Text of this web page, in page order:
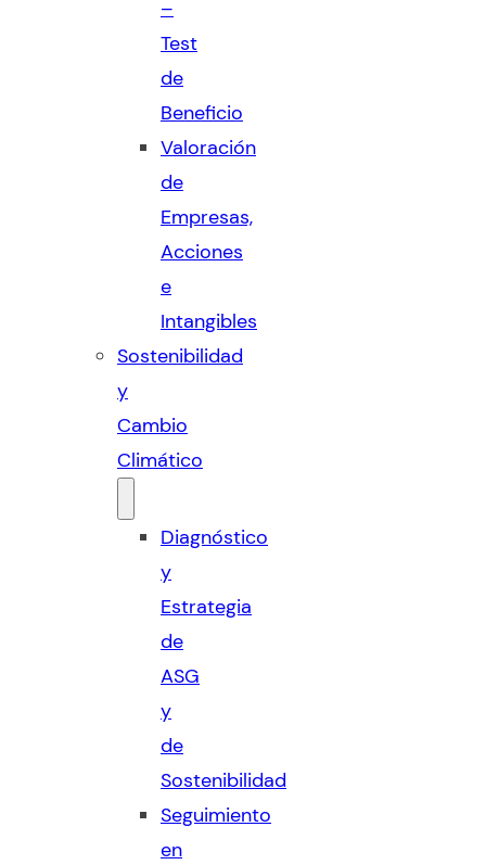
–
Test
de
Beneficio
Valoración
de
Empresas,
Acciones
e
Intangibles
Sostenibilidad
y
Cambio
Climático
Diagnóstico
y
Estrategia
de
ASG
y
de
Sostenibilidad
Seguimiento
en